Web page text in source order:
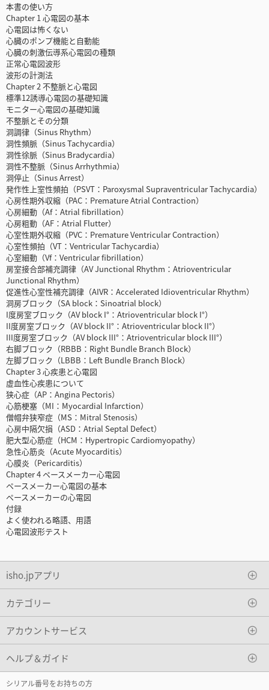
本書の使い方
Chapter 1 心電図の基本
心電図は怖くない
心臓のポンプ機能と自動能
心臓の刺激伝導系心電図の種類
正常心電図波形
波形の計測法
Chapter 2 不整脈と心電図
標準12誘導心電図の基礎知識
モニター心電図の基礎知識
不整脈とその分類
洞調律（Sinus Rhythm）
洞性頻脈（Sinus Tachycardia）
洞性徐脈（Sinus Bradycardia）
洞性不整脈（Sinus Arrhythmia）
洞停止（Sinus Arrest）
発作性上室性頻拍（PSVT：Paroxysmal Supraventricular Tachycardia）
心房性期外収縮（PAC：Premature Atrial Contraction）
心房細動（Af：Atrial fibrillation）
心房粗動（AF：Atrial Flutter）
心室性期外収縮（PVC：Premature Ventricular Contraction）
心室性頻拍（VT：Ventricular Tachycardia）
心室細動（Vf：Ventricular fibrillation）
房室接合部補充調律（AV Junctional Rhythm：Atrioventricular
Junctional Rhythm）
促進性心室性補充調律（AIVR：Accelerated Idioventricular Rhythm）
洞房ブロック（SA block：Sinoatrial block）
I度房室ブロック（AV block I°：Atrioventricular block I°）
II度房室ブロック（AV block II°：Atrioventricular block II°）
III度房室ブロック（AV block III°：Atrioventricular block III°）
右脚ブロック（RBBB：Right Bundle Branch Block）
左脚ブロック（LBBB：Left Bundle Branch Block）
Chapter 3 心疾患と心電図
虚血性心疾患について
狭心症（AP：Angina Pectoris）
心筋梗塞（MI：Myocardial Infarction）
僧帽弁狭窄症（MS：Mitral Stenosis）
心房中隔欠損（ASD：Atrial Septal Defect）
肥大型心筋症（HCM：Hypertropic Cardiomyopathy）
急性心筋炎（Acute Myocarditis）
心膜炎（Pericarditis）
Chapter 4 ペースメーカー心電図
ペースメーカー心電図の基本
ペースメーカーの心電図
付録
よく使われる略語、用語
心電図波形テスト
isho.jpアプリ
カテゴリー
アカウントサービス
ヘルプ＆ガイド
シリアル番号をお持ちの方